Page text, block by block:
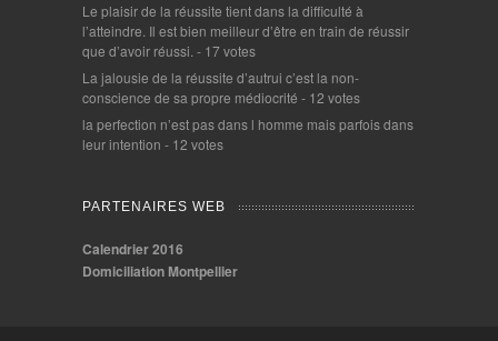
Le plaisir de la réussite tient dans la difficulté à
l’atteindre. Il est bien meilleur d’être en train de réussir
que d’avoir réussi. - 17 votes
La jalousie de la réussite d’autrui c’est la non-
conscience de sa propre médiocrité - 12 votes
la perfection n’est pas dans l homme mais parfois dans
leur intention - 12 votes
PARTENAIRES WEB
Calendrier 2016
Domiciliation Montpellier